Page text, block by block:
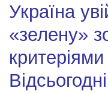
Україна
«зелену»